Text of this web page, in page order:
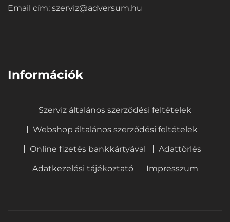
Email cím: szerviz@adversum.hu
Információk
Szerviz általános szerződési feltételek
Webshop általános szerződési feltételek
Online fizetés bankkártyával
Adattörlés
Adatkezelési tájékoztató
Impresszum